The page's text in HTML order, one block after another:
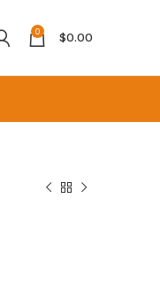
0 $0.00